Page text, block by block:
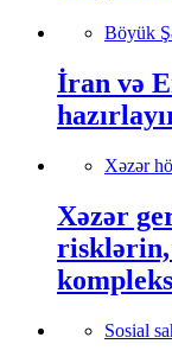
Böyük
İran və
Xəzər
Xəzər
Sosial